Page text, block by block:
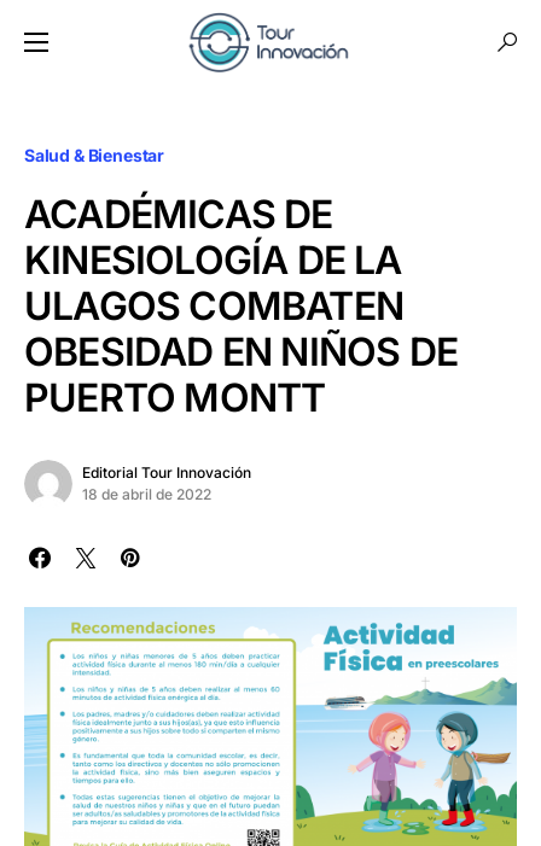
Salud & Bienestar
ACADÉMICAS DE
KINESIOLOGÍA DE LA
ULAGOS COMBATEN
OBESIDAD EN NIÑOS DE
PUERTO MONTT
Editorial Tour Innovación
18 de abril de 2022